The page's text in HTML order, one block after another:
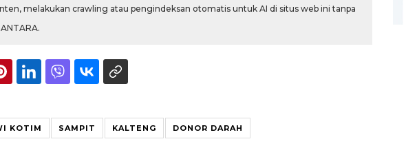
melakukan crawling atau pengindeksan otomatis untuk AI di situs web ini tanpa
KOTIM SAMPIT KALTENG DONOR DARAH